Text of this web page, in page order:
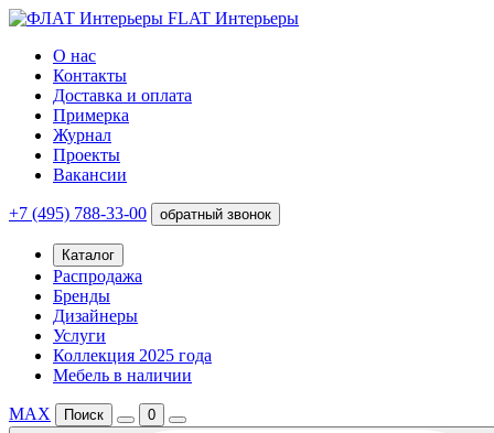
FLAT Интерьеры
О нас
Контакты
Доставка и оплата
Примерка
Журнал
Проекты
Вакансии
+7 (495) 788-33-00 обратный звонок
Каталог
Распродажа
Бренды
Дизайнеры
Услуги
Коллекция 2025 года
Мебель в наличии
MAX Поиск 0